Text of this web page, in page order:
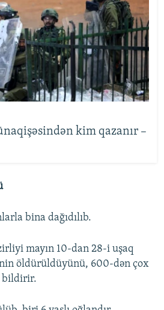
kim qazanır –
bina dağıdılıb.
mayın 10-dan 28-i uşaq
öldürüldüyünü, 600-dən çox
bildirir.